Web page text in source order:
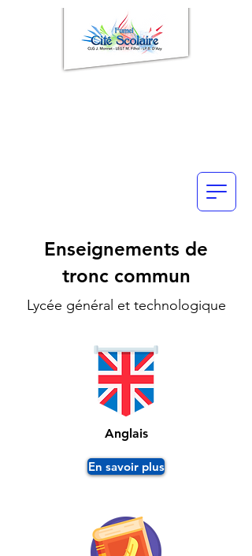
Enseignements de
tronc commun
Lycée général et technologique
Anglais
En savoir plus